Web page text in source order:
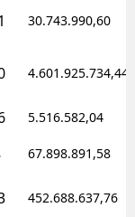
30.743.990,60
4.601.925.734,44
5.516.582,04
67.898.891,58
452.688.637,76